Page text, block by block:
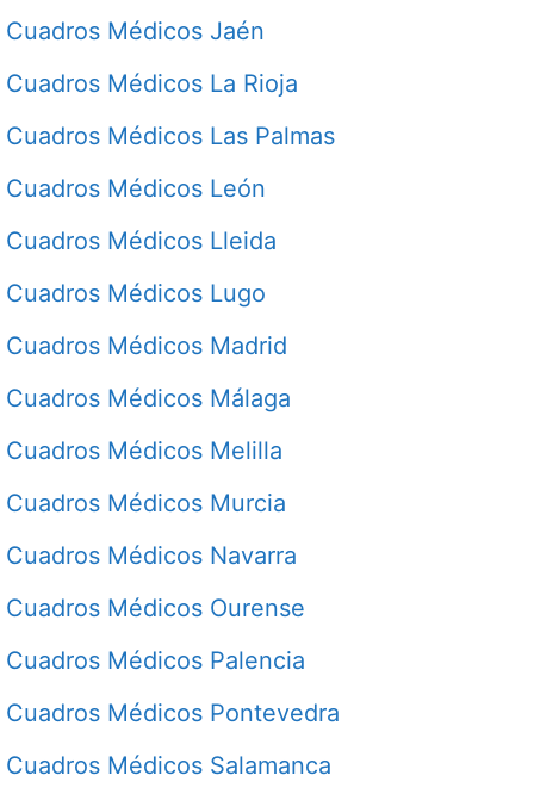
Cuadros Médicos Jaén
Cuadros Médicos La Rioja
Cuadros Médicos Las Palmas
Cuadros Médicos León
Cuadros Médicos Lleida
Cuadros Médicos Lugo
Cuadros Médicos Madrid
Cuadros Médicos Málaga
Cuadros Médicos Melilla
Cuadros Médicos Murcia
Cuadros Médicos Navarra
Cuadros Médicos Ourense
Cuadros Médicos Palencia
Cuadros Médicos Pontevedra
Cuadros Médicos Salamanca